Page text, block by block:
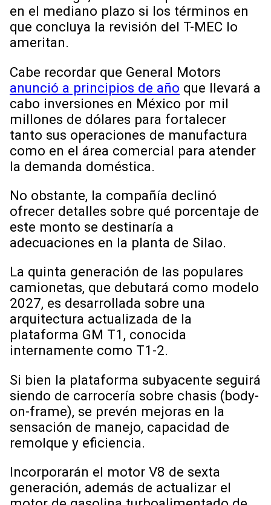
en el mediano plazo si los términos en
que concluya la revisión del T-MEC lo
ameritan.
Cabe recordar que General Motors
anunció a principios de año que llevará a
cabo inversiones en México por mil
millones de dólares para fortalecer
tanto sus operaciones de manufactura
como en el área comercial para atender
la demanda doméstica.
No obstante, la compañía declinó
ofrecer detalles sobre qué porcentaje de
este monto se destinaría a
adecuaciones en la planta de Silao.
La quinta generación de las populares
camionetas, que debutará como modelo
2027, es desarrollada sobre una
arquitectura actualizada de la
plataforma GM T1, conocida
internamente como T1-2.
Si bien la plataforma subyacente seguirá
siendo de carrocería sobre chasis (body-
on-frame), se prevén mejoras en la
sensación de manejo, capacidad de
remolque y eficiencia.
Incorporarán el motor V8 de sexta
generación, además de actualizar el